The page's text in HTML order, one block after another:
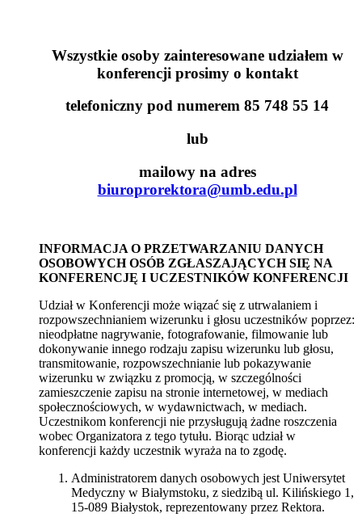
Wszystkie osoby zainteresowane udziałem w
konferencji prosimy o kontakt
telefoniczny pod numerem 85 748 55 14
lub
mailowy na adres
biuroprorektora@umb.edu.pl
INFORMACJA O PRZETWARZANIU DANYCH
OSOBOWYCH OSÓB ZGŁASZAJĄCYCH SIĘ NA
KONFERENCJĘ I UCZESTNIKÓW KONFERENCJI
Udział w Konferencji może wiązać się z utrwalaniem i
rozpowszechnianiem wizerunku i głosu uczestników poprzez:
nieodpłatne nagrywanie, fotografowanie, filmowanie lub
dokonywanie innego rodzaju zapisu wizerunku lub głosu,
transmitowanie, rozpowszechnianie lub pokazywanie
wizerunku w związku z promocją, w szczególności
zamieszczenie zapisu na stronie internetowej, w mediach
społecznościowych, w wydawnictwach, w mediach.
Uczestnikom konferencji nie przysługują żadne roszczenia
wobec Organizatora z tego tytułu. Biorąc udział w
konferencji każdy uczestnik wyraża na to zgodę.
Administratorem danych osobowych jest Uniwersytet
Medyczny w Białymstoku, z siedzibą ul. Kilińskiego 1,
15-089 Białystok, reprezentowany przez Rektora.